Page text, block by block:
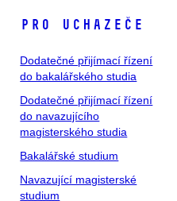
Pro uchazeče
Dodatečné přijímací řízení
do bakalářského studia
Dodatečné přijímací řízení
do navazujícího
magisterského studia
Bakalářské studium
Navazující magisterské
studium